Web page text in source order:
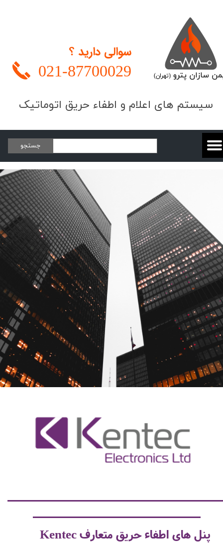
​​​سیستم های اعلام و اطفاء حریق اتوماتیک
سازان پترو(تهران)
سوالی دارید ؟
021-87700029
جستجو
​پنل های اطفاء حریق متعارفKentec